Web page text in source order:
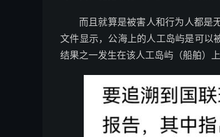
而且就算是被害人和行为人都是
文件显示，公海上的人工岛屿是可以
结果之一发生在该人工岛屿（船舶）